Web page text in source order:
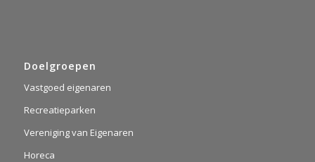
Doelgroepen
Vastgoed eigenaren
Recreatieparken
Vereniging van Eigenaren
Horeca